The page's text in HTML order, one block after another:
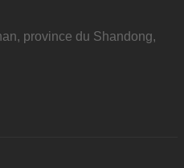
province du Shandong,